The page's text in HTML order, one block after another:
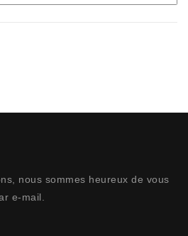
nous sommes heureux de vous
e-mail.